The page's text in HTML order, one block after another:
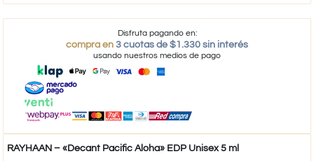
Disfruta pagando en:
compra en 3 cuotas de $1.330 sin interés
usando nuestros medios de pago
RAYHAAN – «Decant Pacific Aloha» EDP Unisex 5 ml